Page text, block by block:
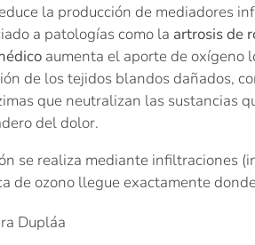
la producción de mediadores
a patologías como la artrosis de
aumenta el aporte de oxígeno
de los tejidos blandos dañados,
que neutralizan las sustancias
del dolor.
se realiza mediante infiltraciones
de ozono llegue exactamente
Dupláa